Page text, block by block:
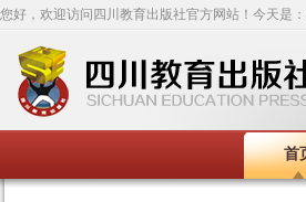
您好，欢迎访问四川教育出版社官方网站！今天是：
首